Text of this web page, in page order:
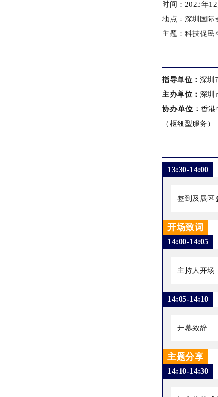
时间：2023年
地点：深圳国际
主题：科技促民
指导单位： 深圳
主办单位： 深圳
协办单位： 香港
（枢纽型服务）
13:30-14:00
签到及展区
开场致词
14:00-14:05
主持人开场
14:05-14:10
开幕致辞
主题分享
14:10-14:30